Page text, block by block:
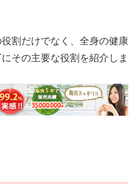
割だけでなく、全身の健康
その主要な役割を紹介しま